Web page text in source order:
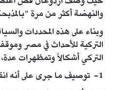
والنهضة أكثر من مرة
وبناء على هذه المحددات
التركية للأحداث في مصر
التركي أشكالاً وتمظهرات
1- توصيف ما جرى على أنه انقلاب عسكري.